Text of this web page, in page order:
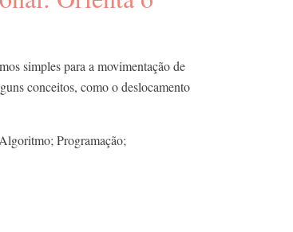
simples para a movimentação de
conceitos, como o deslocamento
Programação;